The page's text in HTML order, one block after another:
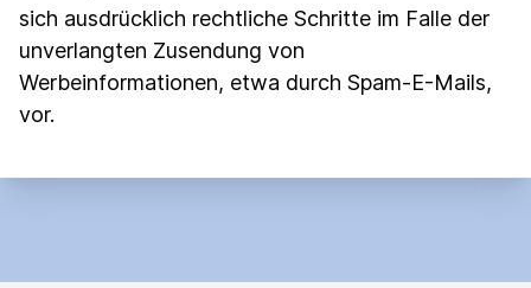
sich ausdrücklich rechtliche Schritte im Falle der
unverlangten Zusendung von
Werbeinformationen, etwa durch Spam-E-Mails,
vor.